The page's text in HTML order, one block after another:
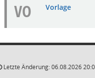
VO Vorlage
Letzte Änderung: 06.08.2026